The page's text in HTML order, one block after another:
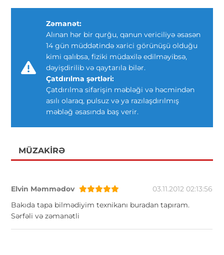
Zəmanət:
Alınan hər bir qurğu, qanun vericiliyə əsasən
14 gün müddətində xarici görünüşü olduğu
kimi qalıbsa, fiziki müdaxilə edilməyibsə,
dəyişdirilib və qaytarıla bilər.
Çatdırılma şərtləri:
Çatdırılma sifarişin məbləği və həcmindən
asılı olaraq, pulsuz və ya razılaşdırılmış
məbləğ əsasında baş verir.
MÜZAKIRƏ
Elvin Məmmədov
03.11.2012 02:13:56
Bakıda tapa bilmədiyim texnikanı buradan tapıram.
Sərfəli və zəmanətli